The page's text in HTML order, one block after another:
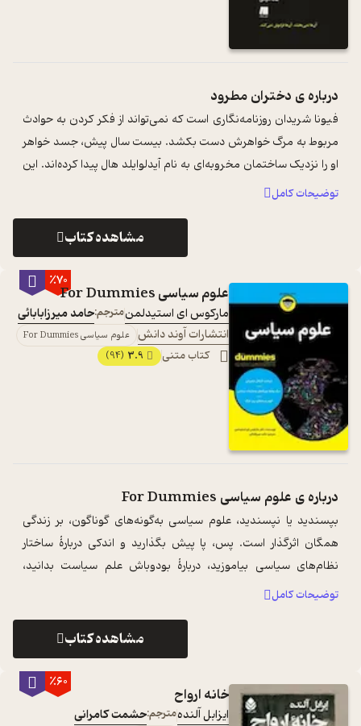
درباره ی دختران مطرود
فیونا شریدان روزنامه‌نگاری است که نمی‌تواند از فکر کردن به حوادث
مربوط به مرگ خواهرش دست بکشد. بیست سال پیش، جسد خواهر
او را نزدیک ساختمان مخروبه‌ای به نام آیدلوایلد هال پیدا کرده‌اند. این
اتفاق زندگی ... ...توضیحات کامل
مشاهده کتاب
٪70
علوم سیاسی For Dummies
مارکوس ای استیدلمنمترجم:حامد میرزابابائی
انتشارات آوند دانش علوم سیاسی For Dummies
کتاب متنی 3.9
(94)
درباره ی علوم سیاسی For Dummies
بپسندید یا نپسندید، علوم سیاسی به‌گونه‌های گوناگون، بر زندگی
همگان اثرگذار است. پس، پا پیش بگذارید و اندکی دربارۀ ساختار
نظام‌های سیاسی بیاموزید، دربارۀ بودوباش علم سیاست بدانید،
اصطلاحات کلیدی را یاد ...
توضیحات کامل
مشاهده کتاب
٪60
خانه ارواح
ایزابل آلندهمترجم:حشمت کامرانی